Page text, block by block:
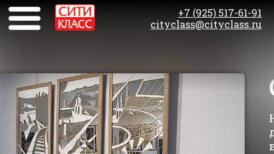
+7 (925) 517-61-91
cityclass@cityclass.ru